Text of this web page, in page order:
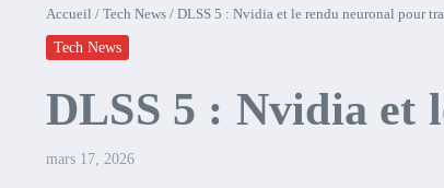
Accueil / Tech News / DLSS 5 : Nvidia et le rendu neuronal pour
Tech News
DLSS 5 : Nvidia et
mars 17, 2026